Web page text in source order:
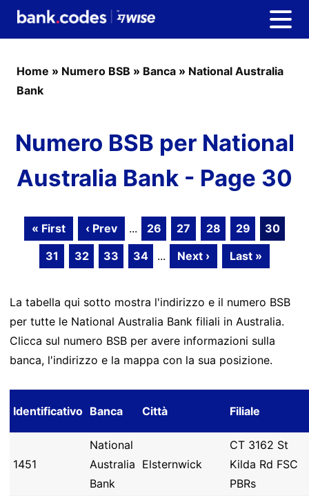
Home » Numero BSB » Banca » National Australia
Bank
Numero BSB per National
Australia Bank - Page 30
« First ‹ Prev ... 26 27 28 29
30
31
32 33 34 ... Next › Last »
La tabella qui sotto mostra l'indirizzo e il numero BSB
per tutte le National Australia Bank filiali in Australia.
Clicca sul numero BSB per avere informazioni sulla
banca, l'indirizzo e la mappa con la sua posizione.
Identificativo Banca Città Filiale
1451
National
Australia
Bank
Elsternwick
CT 3162 St
Kilda Rd FSC
PBRs